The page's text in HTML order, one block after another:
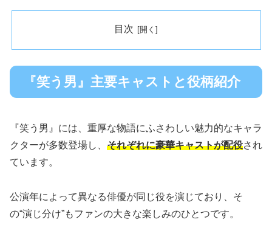
目次
『笑う男』主要キャストと役柄紹介
『笑う男』には、重厚な物語にふさわしい魅力的なキャラ
クターが多数登場し、 それぞれに豪華キャストが配役され
ています。
公演年によって異なる俳優が同じ役を演じており、そ
の“演じ分け”もファンの大きな楽しみのひとつです。